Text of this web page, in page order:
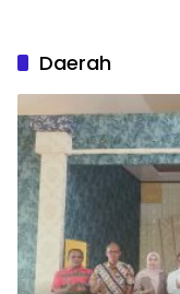
Daerah